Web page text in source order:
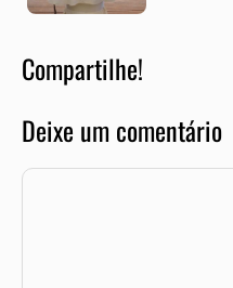
Compartilhe!
Deixe um comentário
Comentário